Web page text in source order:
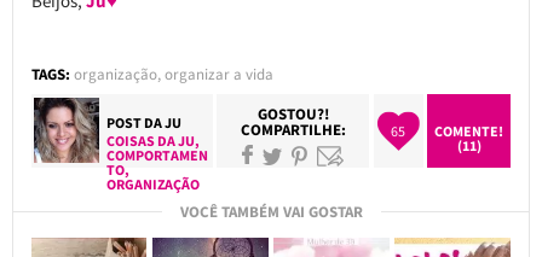
TAGS: organização,organizar a vida
POST DAJU
COISAS DA JU,
COMPORTAMEN
TO,
ORGANIZAÇÃO
GOSTOU?!
COMPARTILHE: 65
COMENTE!
(11)
VOCÊ TAMBÉM VAI GOSTAR